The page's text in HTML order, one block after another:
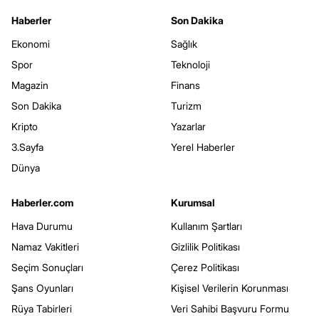
Haberler
Ekonomi
Spor
Magazin
Son Dakika
Kripto
3.Sayfa
Dünya
Son Dakika
Sağlık
Teknoloji
Finans
Turizm
Yazarlar
Yerel Haberler
Haberler.com
Hava Durumu
Namaz Vakitleri
Seçim Sonuçları
Şans Oyunları
Rüya Tabirleri
Kurumsal
Kullanım Şartları
Gizlilik Politikası
Çerez Politikası
Kişisel Verilerin Korunması
Veri Sahibi Başvuru Formu